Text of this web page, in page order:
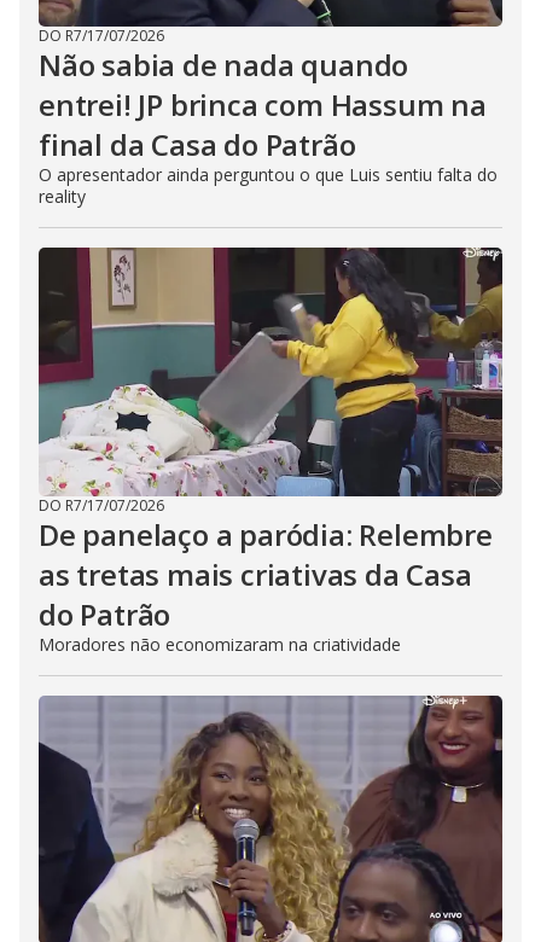
DO R7/17/07/2026
Não sabia de nada quando
entrei! JP brinca com Hassum na
final da Casa do Patrão
O apresentador ainda perguntou o que Luis sentiu falta do
reality
DO R7/17/07/2026
De panelaço a paródia: Relembre
as tretas mais criativas da Casa
do Patrão
Moradores não economizaram na criatividade